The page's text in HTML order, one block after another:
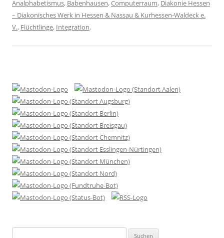
Analphabetismus, Babenhausen,Computerraum, Diakonie Hessen
– Diakonisches Werk in Hessen & Nassau & Kurhessen-Waldeck e.
V., Flüchtlinge, Integration.